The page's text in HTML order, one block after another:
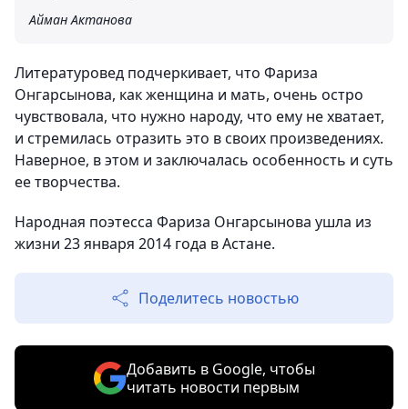
Айман Актанова
Литературовед подчеркивает, что Фариза
Онгарсынова, как женщина и мать, очень остро
чувствовала, что нужно народу, что ему не хватает,
и стремилась отразить это в своих произведениях.
Наверное, в этом и заключалась особенность и суть
ее творчества.
Народная поэтесса Фариза Онгарсынова ушла из
жизни 23 января 2014 года в Астане.
Поделитесь новостью
Добавить в Google, чтобы
читать новости первым